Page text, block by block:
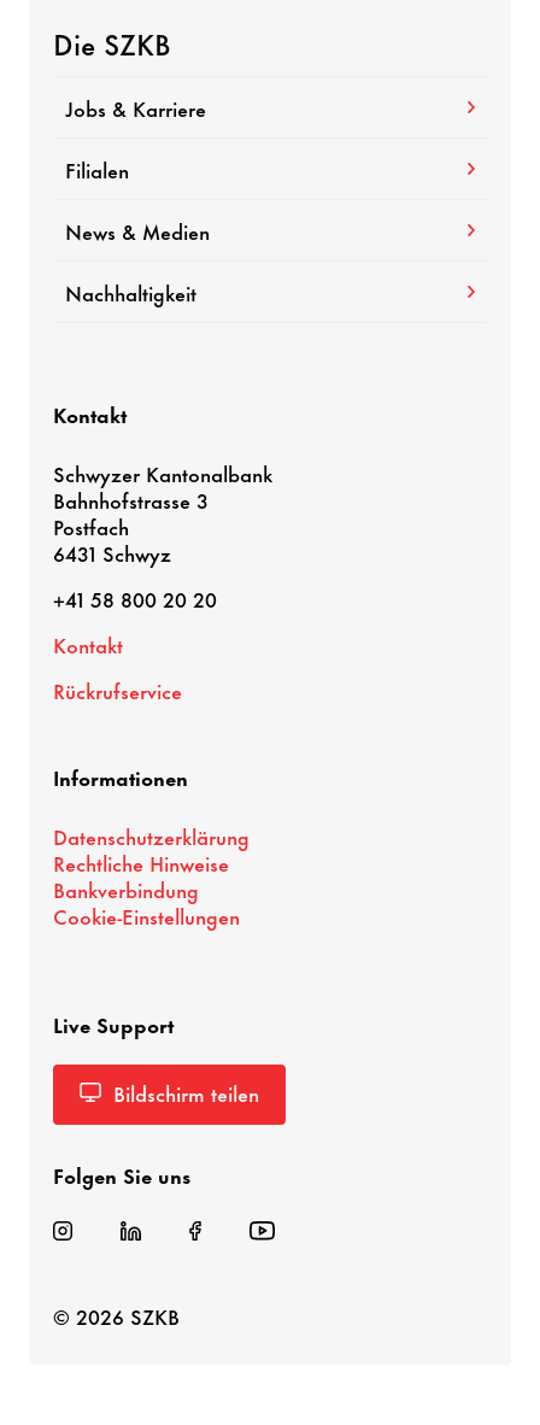
Die SZKB
Jobs & Karriere
Filialen
News & Medien
Nachhaltigkeit
Kontakt
Schwyzer Kantonalbank
Bahnhofstrasse 3
Postfach
6431 Schwyz
+41 58 800 20 20
Kontakt
Rückrufservice
Informationen
Datenschutzerklärung
Rechtliche Hinweise
Bankverbindung
Cookie-Einstellungen
Live Support
Bildschirm teilen
Folgen Sie uns
© 2026 SZKB